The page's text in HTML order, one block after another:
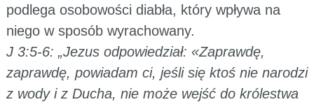
podlega osobowości diabła, który wpływa na
niego w sposób wyrachowany.
J 3:5-6: „Jezus odpowiedział: «Zaprawdę,
zaprawdę, powiadam ci, jeśli się ktoś nie narodzi
z wody i z Ducha, nie może wejść do królestwa